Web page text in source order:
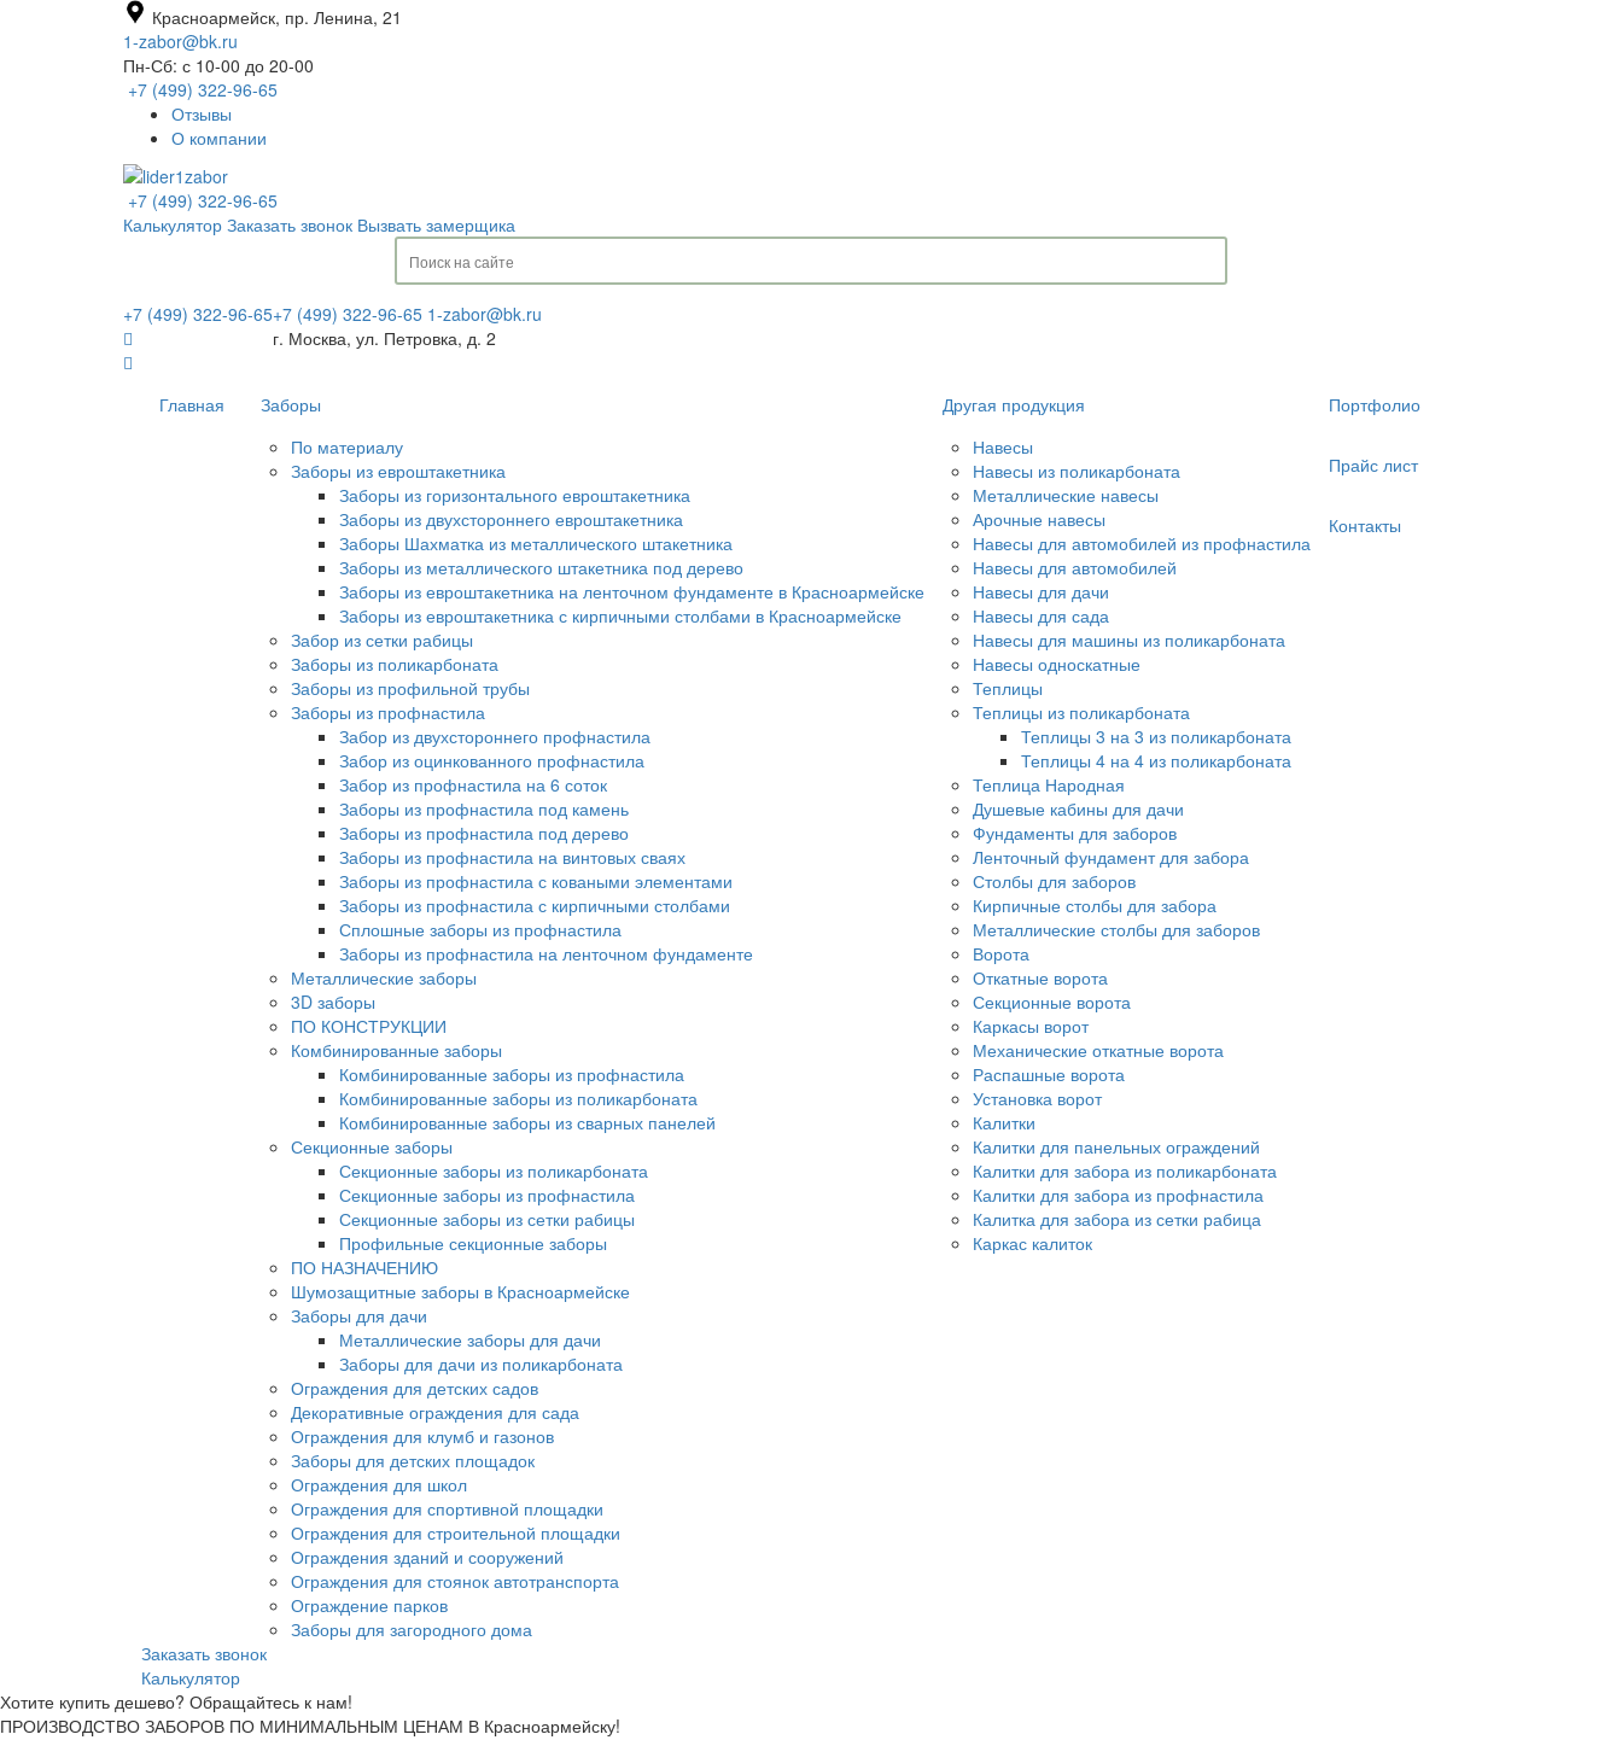
Красноармейск, пр. Ленина, 21
1-zabor@bk.ru
Пн-Сб: с 10-00 до 20-00
+7 (499) 322-96-65
Отзывы
О компании
+7 (499) 322-96-65
Калькулятор Заказать звонок Вызвать замерщика
+7 (499) 322-96-65
Главная
Заборы
По материалу
Заборы из евроштакетника
Заборы из горизонтального евроштакетника
Заборы из двухстороннего евроштакетника
Заборы Шахматка из металлического штакетника
Заборы из металлического штакетника под дерево
Заборы из евроштакетника на ленточном фундаменте в Красноармейске
Заборы из евроштакетника с кирпичными столбами в Красноармейске
Забор из сетки рабицы
Заборы из поликарбоната
Заборы из профильной трубы
Заборы из профнастила
Забор из двухстороннего профнастила
Забор из оцинкованного профнастила
Забор из профнастила на 6 соток
Заборы из профнастила под камень
Заборы из профнастила под дерево
Заборы из профнастила на винтовых сваях
Заборы из профнастила с коваными элементами
Заборы из профнастила с кирпичными столбами
Сплошные заборы из профнастила
Заборы из профнастила на ленточном фундаменте
Металлические заборы
3D заборы
ПО КОНСТРУКЦИИ
Комбинированные заборы
Комбинированные заборы из профнастила
Комбинированные заборы из поликарбоната
Комбинированные заборы из сварных панелей
Секционные заборы
Секционные заборы из поликарбоната
Секционные заборы из профнастила
Секционные заборы из сетки рабицы
Профильные секционные заборы
ПО НАЗНАЧЕНИЮ
Шумозащитные заборы в Красноармейске
Заборы для дачи
Металлические заборы для дачи
Заборы для дачи из поликарбоната
Ограждения для детских садов
Декоративные ограждения для сада
Ограждения для клумб и газонов
Заборы для детских площадок
Ограждения для школ
Ограждения для спортивной площадки
Ограждения для строительной площадки
Ограждения зданий и сооружений
Ограждения для стоянок автотранспорта
Ограждение парков
Заборы для загородного дома
Другая продукция
Навесы
Навесы из поликарбоната
Металлические навесы
Арочные навесы
Навесы для автомобилей из профнастила
Навесы для автомобилей
Навесы для дачи
Навесы для сада
Навесы для машины из поликарбоната
Навесы односкатные
Теплицы
Теплицы из поликарбоната
Теплицы 3 на 3 из поликарбоната
Теплицы 4 на 4 из поликарбоната
Теплица Народная
Душевые кабины для дачи
Фундаменты для заборов
Ленточный фундамент для забора
Столбы для заборов
Кирпичные столбы для забора
Металлические столбы для заборов
Ворота
Откатные ворота
Секционные ворота
Каркасы ворот
Механические откатные ворота
Распашные ворота
Установка ворот
Калитки
Калитки для панельных ограждений
Калитки для забора из поликарбоната
Калитки для забора из профнастила
Калитка для забора из сетки рабица
Каркас калиток
Портфолио
Прайс лист
Контакты
+7 (499) 322-96-65 1-zabor@bk.ru
г. Москва, ул. Петровка, д. 2
Заказать звонок
Калькулятор
Хотите купить дешево? Обращайтесь к нам!
ПРОИЗВОДСТВО ЗАБОРОВ ПО МИНИМАЛЬНЫМ ЦЕНАМ В Красноармейску!